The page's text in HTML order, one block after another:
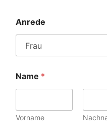
Anrede
Name *
Vorname